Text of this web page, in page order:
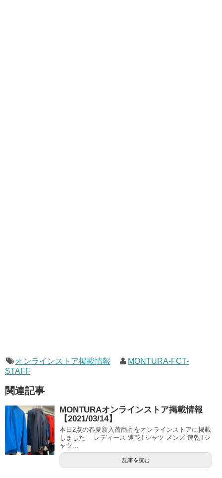
オンラインストア掲載情報
MONTURA-FCT-
STAFF
関連記事
MONTURAオンラインストア掲載情報
【2021/03/14】
本日2点の春夏新入荷商品をオンラインストアに掲載
しました。 レディース 速乾Tシャツ メンズ 速乾Tシ
ャツ...
記事を読む